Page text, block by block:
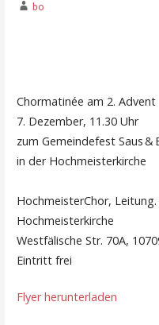
bo
Chormatinée am 2. Advent
7. Dezember, 11.30 Uhr
zum Gemeindefest Saus &
in der Hochmeisterkirche
HochmeisterChor,
Hochmeisterkirche
Westfälische Str. 70A,
Eintritt frei
Flyer herunterladen